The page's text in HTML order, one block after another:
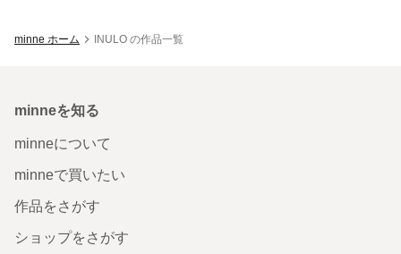
minne ホーム INULO の作品一覧
minneを知る
minneについて
minneで買いたい
作品をさがす
ショップをさがす